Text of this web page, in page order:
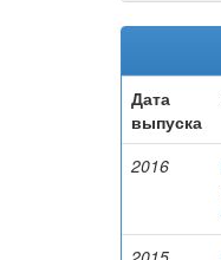
Дата
выпуска
2016